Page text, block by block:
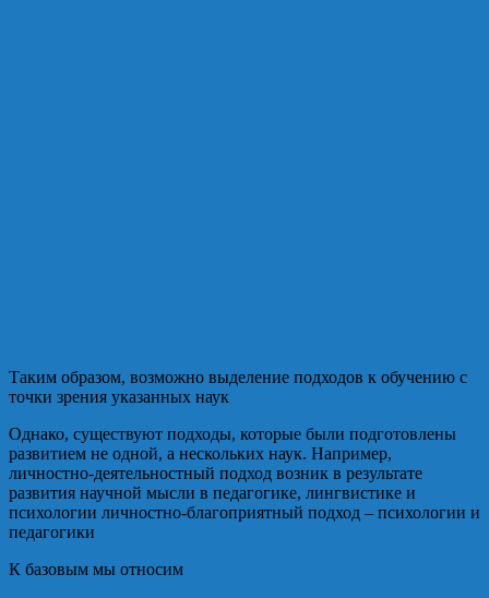
Таким образом, возможно выделение подходов к обучению с
точки зрения указанных наук
Однако, существуют подходы, которые были подготовлены
развитием не одной, а нескольких наук. Например,
личностно-деятельностный подход возник в результате
развития научной мысли в педагогике, лингвистике и
психологии личностно-благоприятный подход – психологии и
педагогики
К базовым мы относим